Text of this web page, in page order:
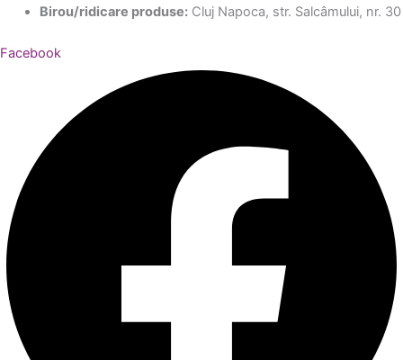
Birou/ridicare produse:Cluj Napoca, str. Salcâmului, nr. 30
Facebook